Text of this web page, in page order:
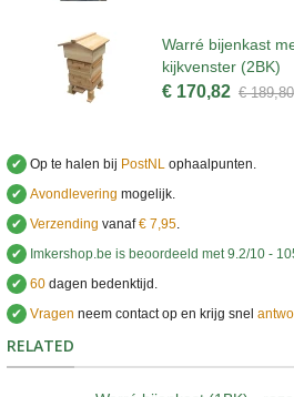
Warré bijenkast
kijkvenster (2BK)
€ 170,82 € 189,80
✔ Op te halen bij PostNLophaalpunten.
✔ Avondlevering mogelijk.
✔ Verzending vanaf€ 7,95.
✔
Imkershop.be is beoordeeld met9.2/10 -
✔ 60dagen bedenktijd.
✔ Vragen neem contact op en krijg snel
RELATED